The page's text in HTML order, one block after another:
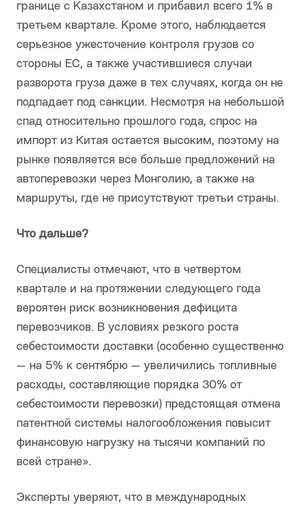
границе с Казахстаном и прибавил всего 1% в
третьем квартале. Кроме этого, наблюдается
серьезное ужесточение контроля грузов со
стороны ЕС, а также участившиеся случаи
разворота груза даже в тех случаях, когда он не
подпадает под санкции. Несмотря на небольшой
спад относительно прошлого года, спрос на
импорт из Китая остается высоким, поэтому на
рынке появляется все больше предложений на
автоперевозки через Монголию, а также на
маршруты, где не присутствуют третьи страны.
Что дальше?
Специалисты отмечают, что в четвертом
квартале и на протяжении следующего года
вероятен риск возникновения дефицита
перевозчиков. В условиях резкого роста
себестоимости доставки (особенно существенно
— на 5% к сентябрю — увеличились топливные
расходы, составляющие порядка 30% от
себестоимости перевозки) предстоящая отмена
патентной системы налогообложения повысит
финансовую нагрузку на тысячи компаний по
всей стране».
Эксперты уверяют, что в международных